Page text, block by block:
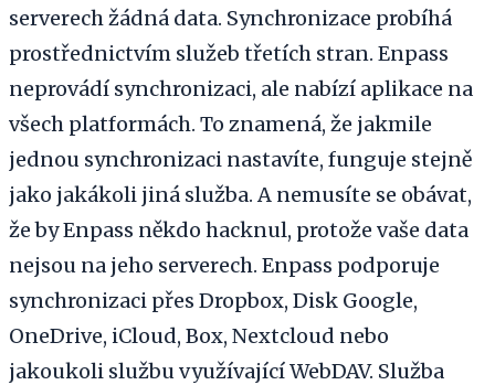
serverech žádná data. Synchronizace probíhá
prostřednictvím služeb třetích stran. Enpass
neprovádí synchronizaci, ale nabízí aplikace na
všech platformách. To znamená, že jakmile
jednou synchronizaci nastavíte, funguje stejně
jako jakákoli jiná služba. A nemusíte se obávat,
že by Enpass někdo hacknul, protože vaše data
nejsou na jeho serverech. Enpass podporuje
synchronizaci přes Dropbox, Disk Google,
OneDrive, iCloud, Box, Nextcloud nebo
jakoukoli službu využívající WebDAV. Služba